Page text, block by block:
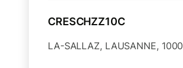
CRESCHZZ10C
LA-SALLAZ, LAUSANNE, 1000